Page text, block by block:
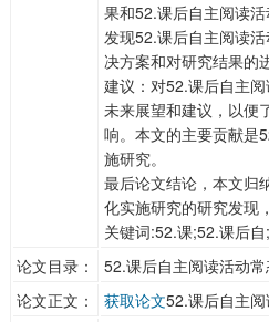
果和52.课后自主阅读
发现52.课后自主阅读
决方案和对研究结果的
建议：对52.课后自主
未来展望和建议，以便
响。本文的主要贡献是
施研究。
最后论文结论，本文归
化实施研究的研究发现
关键词:52.课;52.课后
论文目录：
52.课后自主阅读活动
论文正文：
获取论文52.课后自主